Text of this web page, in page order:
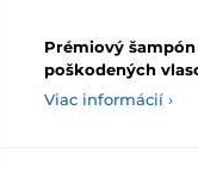
Prémiový
poškodených
Viac informácií ›